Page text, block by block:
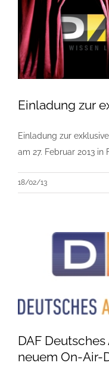
Einladung zur
Einladung zur
am 27. Februar 2013 in
18/02/13
DAF
neuem On-Air-